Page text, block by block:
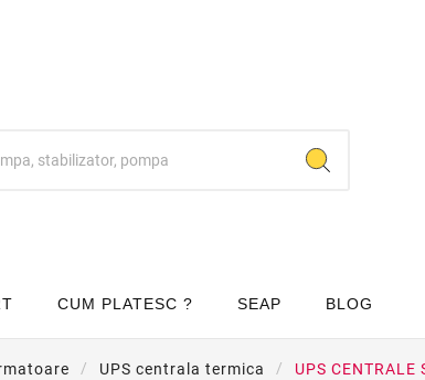
CUM PLATESC ? SEAP BLOG
UPS centrala termica UPS CENTRALE